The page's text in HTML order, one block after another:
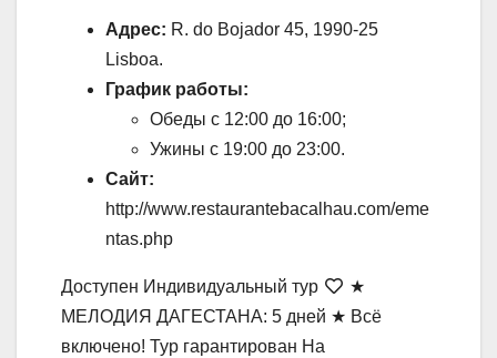
Адрес: R. do Bojador 45, 1990-25
Lisboa.
График работы:
Обеды с 12:00 до 16:00;
Ужины с 19:00 до 23:00.
Сайт:
http://www.restaurantebacalhau.com/eme
ntas.php
Доступен Индивидуальный тур
★
МЕЛОДИЯ ДАГЕСТАНА: 5 дней ★ Всё
включено! Тур гарантирован На